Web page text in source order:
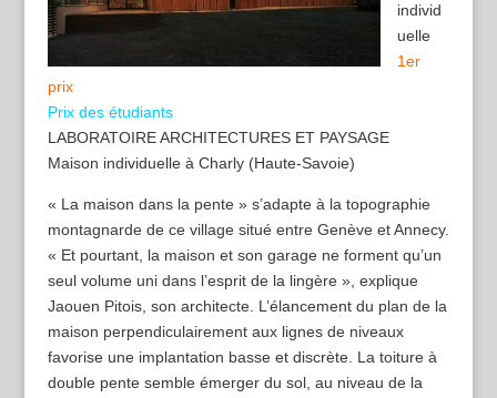
individ
uelle
1er
prix
Prix des étudiants
LABORATOIRE ARCHITECTURES ET PAYSAGE
Maison individuelle à Charly (Haute-Savoie)
« La maison dans la pente » s’adapte à la topographie
montagnarde de ce village situé entre Genève et Annecy.
« Et pourtant, la maison et son garage ne forment qu’un
seul volume uni dans l’esprit de la lingère », explique
Jaouen Pitois, son architecte. L’élancement du plan de la
maison perpendiculairement aux lignes de niveaux
favorise une implantation basse et discrète. La toiture à
double pente semble émerger du sol, au niveau de la